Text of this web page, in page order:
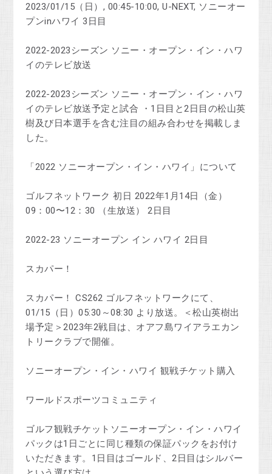
2023/01/15（日）, 00:45-10:00, U-NEXT, ソニーオー
プンinハワイ 3日目
2022-2023シーズン ソニー・オープン・イン・ハワ
イのテレビ放送
2022-2023シーズン ソニー・オープン・イン・ハワ
イのテレビ放送予定と試合 ・1日目と2日目の松山英
樹及び日本選手を含む注目の組み合わせを掲載しま
した。
「2022 ソニーオープン・イン・ハワイ」について
ゴルフネットワーク 初日 2022年1月14日（金）
09：00〜12：30 （生放送） 2日目
2022-23 ソニーオープン イン ハワイ 2日目
スカパー！
スカパー！ CS262 ゴルフネットワークにて、
01/15（日）05:30～08:30 より放送。＜松山英樹出
場予定＞2023年2戦目は、オアフ島ワイアラエカン
トリークラブで開催。
ソニーオープン・イン・ハワイ 観戦チケット購入
ワールドスポーツコミュニティ
ゴルフ観戦チケットソニーオープン・イン・ハワイ
パックは1日ごとに同じ種類の保証パックをお付け
いただきます。1日目はゴールド、2日目はシルバー